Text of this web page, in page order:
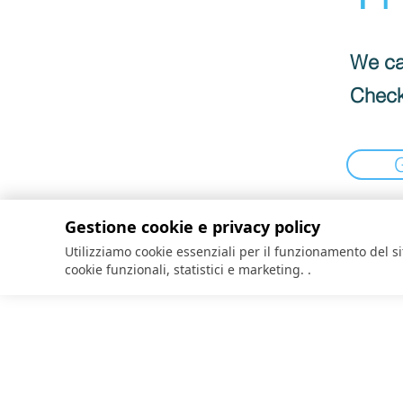
We
Gestione cookie e privacy policy
Utilizziamo cookie essenziali per il funzionamento del
cookie funzionali, statistici e marketing. .